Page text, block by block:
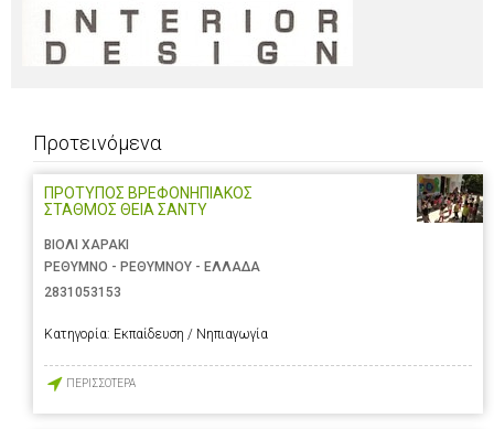
Προτεινόμενα
ΠΡΟΤΥΠΟΣ ΒΡΕΦΟΝΗΠΙΑΚΟΣ
ΣΤΑΘΜΟΣ ΘΕΙΑ ΣΑΝΤΥ
ΒΙΟΛΙ ΧΑΡΑΚΙ
ΡΕΘΥΜΝΟ - ΡΕΘΥΜΝΟΥ - ΕΛΛΑΔΑ
2831053153
Κατηγορία: Εκπαίδευση / Νηπιαγωγία
ΠΕΡΙΣΣΟΤΕΡΑ